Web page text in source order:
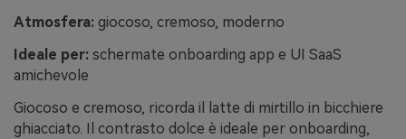
Atmosfera: giocoso, cremoso, moderno
Ideale per: schermate onboarding app e UI SaaS
amichevole
Giocoso e cremoso, ricorda il latte di mirtillo in bicchiere
ghiacciato. Il contrasto dolce è ideale per onboarding,